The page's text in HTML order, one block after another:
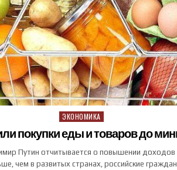
Posted in
ЭКОНОМИКА
покупки еды и товаров до
Путин отчитывается о повышении доходов
чем в развитых странах, российские